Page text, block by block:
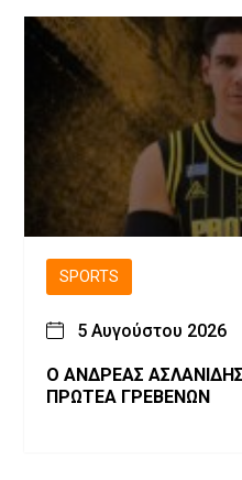
SPORTS
5 Αυγούστου 2026
Ο ΑΝΔΡΕΑΣ
ΠΡΩΤΕΑ ΓΡΕΒΕΝΩΝ